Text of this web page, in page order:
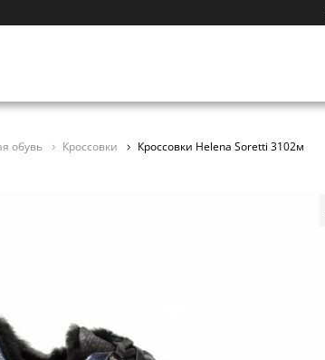
обувь Кроссовки Кроссовки Helena Soretti 3102м